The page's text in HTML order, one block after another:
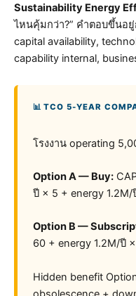
Sustainability Energy
ไหนคุ้มกว่า?” คำตอบขึ้นอ
capital availability,
capability internal,
📊 TCO 5-YEAR
โรงงาน operating
Option A — Buy:
ปี × 5 + energy 1.2M/
Option B —
60 + energy 1.2M/ปี
Hidden benefit